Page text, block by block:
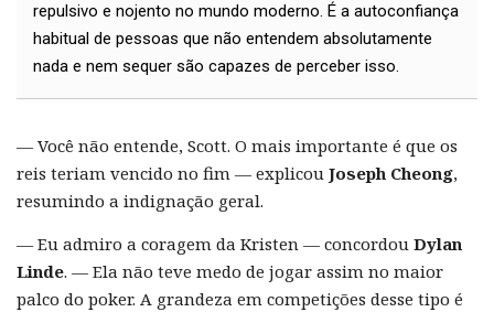
repulsivo e nojento no mundo moderno. É a autoconfiança
habitual de pessoas que não entendem absolutamente
nada e nem sequer são capazes de perceber isso.
— Você não entende, Scott. O mais importante é que os
reis teriam vencido no fim — explicou Joseph Cheong,
resumindo a indignação geral.
— Eu admiro a coragem da Kristen — concordou Dylan
Linde. — Ela não teve medo de jogar assim no maior
palco do poker. A grandeza em competições desse tipo é